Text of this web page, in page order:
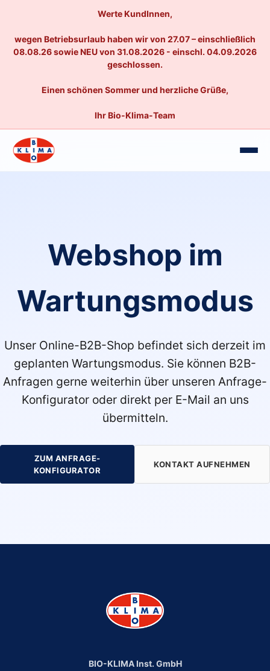
Werte KundInnen,
wegen Betriebsurlaub haben wir von 27.07 – einschließlich
08.08.26 sowie NEU von 31.08.2026 - einschl. 04.09.2026
geschlossen.
Einen schönen Sommer und herzliche Grüße,
Ihr Bio-Klima-Team
Webshop im
Wartungsmodus
Unser Online-B2B-Shop befindet sich derzeit im
geplanten Wartungsmodus. Sie können B2B-
Anfragen gerne weiterhin über unseren Anfrage-
Konfigurator oder direkt per E-Mail an uns
übermitteln.
ZUM ANFRAGE-
KONFIGURATOR
KONTAKT AUFNEHMEN
BIO-KLIMA Inst. GmbH